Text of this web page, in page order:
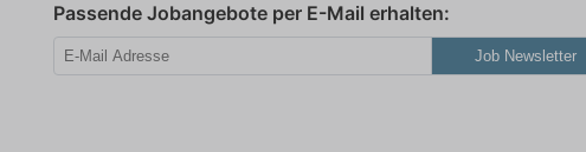
Passende Jobangebote per E-Mail erhalten:
Job Newsletter